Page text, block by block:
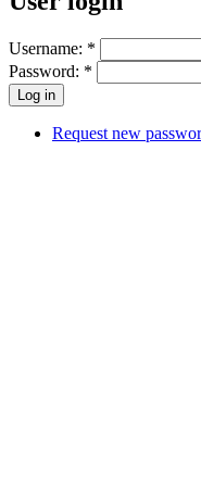
Username: *
Password: *
Request new